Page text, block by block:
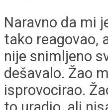
Naravno da mi
tako reagovao,
nije snimljeno
dešavalo. Žao
isprovocirao.